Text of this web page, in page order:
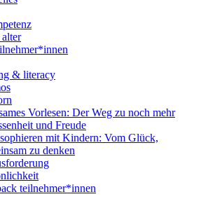
& literacy
Vorlesen: Der Weg zu noch mehr
und Freude
mit Kindern: Vom Glück,
zu denken
teilnehmer*innen